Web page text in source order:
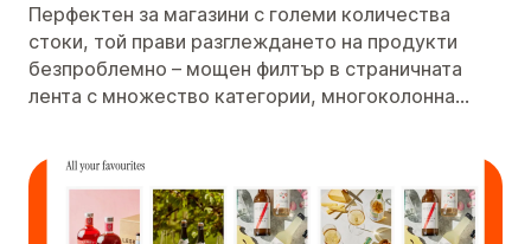
Перфектен за магазини с големи количества
стоки, той прави разглеждането на продукти
безпроблемно – мощен филтър в страничната
лента с множество категории, многоколонна...